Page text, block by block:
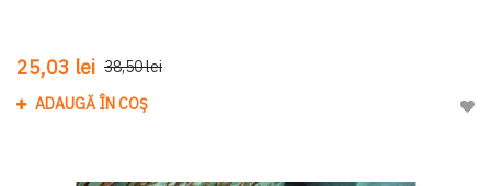
25,03 lei 38,50 lei
ADAUGĂ ÎN COȘ